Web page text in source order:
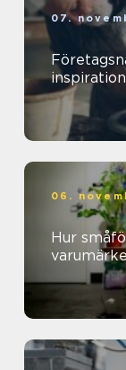
07.
inspiration
06.
Hur